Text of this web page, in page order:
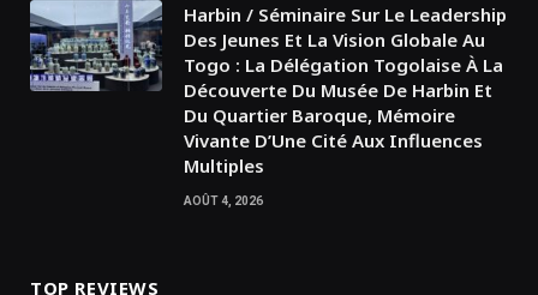
Harbin / Séminaire Sur Le Leadership
Des Jeunes Et La Vision Globale Au
Togo : La Délégation Togolaise À La
Découverte Du Musée De Harbin Et
Du Quartier Baroque, Mémoire
Vivante D’Une Cité Aux Influences
Multiples
AOÛT 4, 2026
TOP REVIEWS